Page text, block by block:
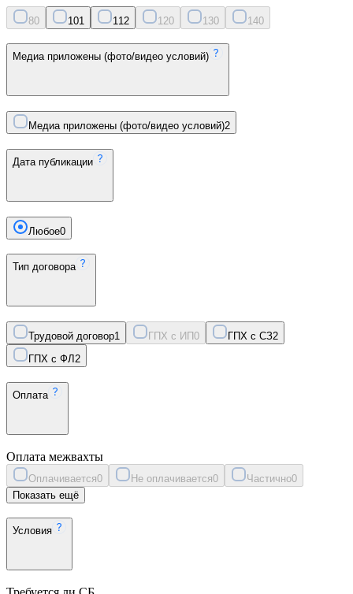
80 101 11 2 120 130 140
Медиа приложены (фото/видео условий)
Медиа приложены (фото/видео условий)2
Дата публикации
Любое0
Тип договора
Трудовой договор1 ГПХ с ИП0 ГПХ с СЗ2
ГПХ с ФЛ2
Оплата
Оплата межвахты
Оплачивается0 Не оплачивается0 Частично0
Показать ещё
Условия